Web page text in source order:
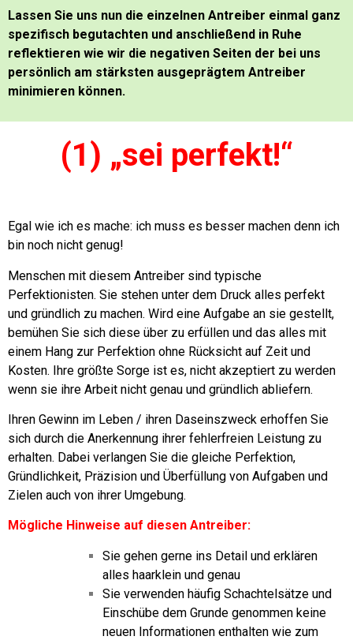
Lassen Sie uns nun die einzelnen Antreiber einmal ganz
spezifisch begutachten und anschließend in Ruhe
reflektieren wie wir die negativen Seiten der bei uns
persönlich am stärksten ausgeprägtem Antreiber
minimieren können.
(1) „sei perfekt!“
Egal wie ich es mache: ich muss es besser machen denn ich
bin noch nicht genug!
Menschen mit diesem Antreiber sind typische
Perfektionisten. Sie stehen unter dem Druck alles perfekt
und gründlich zu machen. Wird eine Aufgabe an sie gestellt,
bemühen Sie sich diese über zu erfüllen und das alles mit
einem Hang zur Perfektion ohne Rücksicht auf Zeit und
Kosten. Ihre größte Sorge ist es, nicht akzeptiert zu werden
wenn sie ihre Arbeit nicht genau und gründlich abliefern.
Ihren Gewinn im Leben / ihren Daseinszweck erhoffen Sie
sich durch die Anerkennung ihrer fehlerfreien Leistung zu
erhalten. Dabei verlangen Sie die gleiche Perfektion,
Gründlichkeit, Präzision und Überfüllung von Aufgaben und
Zielen auch von ihrer Umgebung.
Mögliche Hinweise auf diesen Antreiber:
Sie gehen gerne ins Detail und erklären
alles haarklein und genau
Sie verwenden häufig Schachtelsätze und
Einschübe dem Grunde genommen keine
neuen Informationen enthalten wie zum